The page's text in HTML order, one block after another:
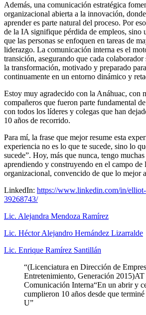
Además, una comunicación estratégica
organizacional abierta a la innovación,
aprender es parte natural del proceso. Por
de la IA signifique pérdida de empleos, sino
que las personas se enfoquen en tareas de
liderazgo. La comunicación interna es el
transición, asegurando que cada colaborador
la transformación, motivado y preparado
continuamente en un entorno dinámico y
Estoy muy agradecido con la Anáhuac, con
compañeros que fueron parte fundamental
con todos los líderes y colegas que han
10 años de recorrido.
Para mí, la frase que mejor resume esta
experiencia no es lo que te sucede, sino lo
sucede”. Hoy, más que nunca, tengo
aprendiendo y construyendo en el campo de
organizacional, convencido de que lo mejor
LinkedIn: https://www.linkedin.com/in/
39268743/
Lic. Alejandra Mendoza Ramírez
Lic. Héctor Alejandro Hernández Lizarralde
Lic. Enrique Ramírez Santillán
“(Licenciatura en Dirección de
Entretenimiento, Generación
Comunicación Interna“En un abrir y
cumplieron 10 años desde que
U”